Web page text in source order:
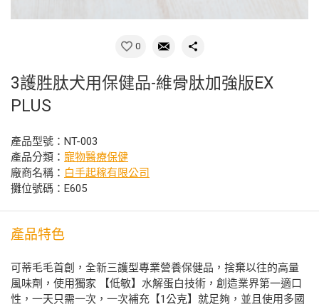
0
3護胜肽犬用保健品-維骨肽加強版EX
PLUS
產品型號：NT-003
產品分類： 寵物醫療保健
廠商名稱： 白手起稼有限公司
攤位號碼：E605
產品特色
可蒂毛毛首創，全新三護型專業營養保健品，捨棄以往的高量
風味劑，使用獨家 【低敏】水解蛋白技術，創造業界第一適口
性，一天只需一次，一次補充【1公克】就足夠，並且使用多國